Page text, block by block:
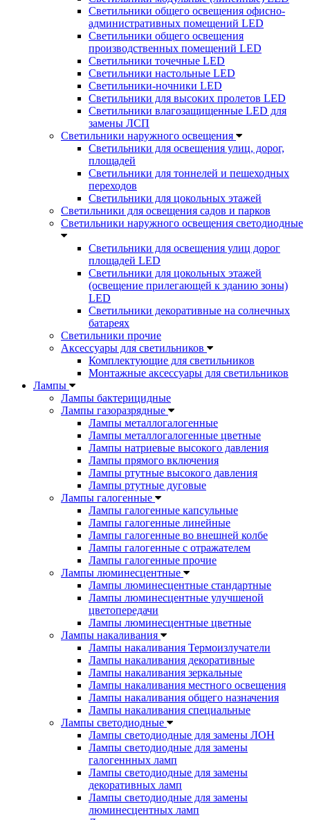
Светильники общего освещения офисно-
административных помещений LED
Светильники общего освещения
производственных помещений LED
Светильники точечные LED
Светильники настольные LED
Светильники-ночники LED
Светильники для высоких пролетов LED
Светильники влагозащищенные LED для
замены ЛСП
Светильники наружного освещения
Светильники для освещения улиц, дорог,
площадей
Светильники для тоннелей и пешеходных
переходов
Светильники для цокольных этажей
Светильники для освещения садов и парков
Светильники наружного освещения светодиодные
Светильники для освещения улиц дорог
площадей LED
Светильники для цокольных этажей
(освещение прилегающей к зданию зоны)
LED
Светильники декоративные на солнечных
батареях
Светильники прочие
Аксессуары для светильников
Комплектующие для светильников
Монтажные аксессуары для светильников
Лампы
Лампы бактерицидные
Лампы газоразрядные
Лампы металлогалогенные
Лампы металлогалогенные цветные
Лампы натриевые высокого давления
Лампы прямого включения
Лампы ртутные высокого давления
Лампы ртутные дуговые
Лампы галогенные
Лампы галогенные капсульные
Лампы галогенные линейные
Лампы галогенные во внешней колбе
Лампы галогенные с отражателем
Лампы галогенные прочие
Лампы люминесцентные
Лампы люминесцентные стандартные
Лампы люминесцентные улучшеной
цветопередачи
Лампы люминесцентные цветные
Лампы накаливания
Лампы накаливания Термоизлучатели
Лампы накаливания декоративные
Лампы накаливания зеркальные
Лампы накаливания местного освещения
Лампы накаливания общего назначения
Лампы накаливания специальные
Лампы светодиодные
Лампы светодиодные для замены ЛОН
Лампы светодиодные для замены
галогеннных ламп
Лампы светодиодные для замены
декоративных ламп
Лампы светодиодные для замены
люминесцентных ламп